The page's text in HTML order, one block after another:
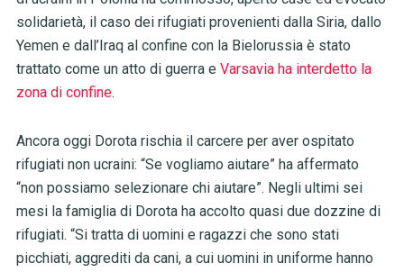
solidarietà, il caso dei rifugiati provenienti dalla Siria, dallo
Yemen e dall’Iraq al confine con la Bielorussia è stato
trattato come un atto di guerra e Varsavia ha interdetto la
zona di confine.
Ancora oggi Dorota rischia il carcere per aver ospitato
rifugiati non ucraini: “Se vogliamo aiutare” ha affermato
“non possiamo selezionare chi aiutare”. Negli ultimi sei
mesi la famiglia di Dorota ha accolto quasi due dozzine di
rifugiati. “Si tratta di uomini e ragazzi che sono stati
picchiati, aggrediti da cani, a cui uomini in uniforme hanno